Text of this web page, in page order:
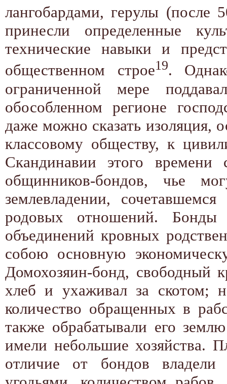
лангобардами, герулы (после
принесли определенные
технические навыки и
общественном строе19.
ограниченной мере
обособленном регионе
даже можно сказать изоляция,
классовому обществу, к
Скандинавии этого времени
общинников-бондов, чье
землевладении,
родовых отношений.
объединений кровных
собою основную
Домохозяин-бонд, свободный
хлеб и ухаживал за скотом;
количество обращенных в
также обрабатывали его
имели небольшие хозяйства.
отличие от бондов владели